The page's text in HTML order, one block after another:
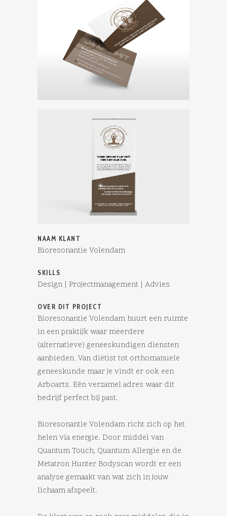
NAAM KLANT
Bioresonantie Volendam
SKILLS
Design | Projectmanagement | Advies
OVER DIT PROJECT
Bioresonantie Volendam huurt een ruimte
in een praktijk waar meerdere
(alternatieve) geneeskundigen diensten
aanbieden. Van diëtist tot orthomanuele
geneeskunde maar je vindt er ook een
Arboarts. Eén verzamel adres waar dit
bedrijf perfect bij past.
Bioresonantie Volendam richt zich op het
helen via energie. Door middel van
Quantum Touch, Quantum Allergie en de
Metatron Hunter Bodyscan wordt er een
analyse gemaakt van wat zich in jouw
lichaam afspeelt.